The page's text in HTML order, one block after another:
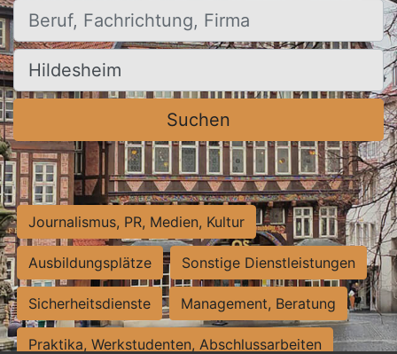
Beruf, Fachrichtung, Firma
Ort, Stadt
Suchen
Journalismus, PR, Medien, Kultur
Ausbildungsplätze Sonstige Dienstleistungen
Sicherheitsdienste Management, Beratung
Praktika, Werkstudenten, Abschlussarbeiten